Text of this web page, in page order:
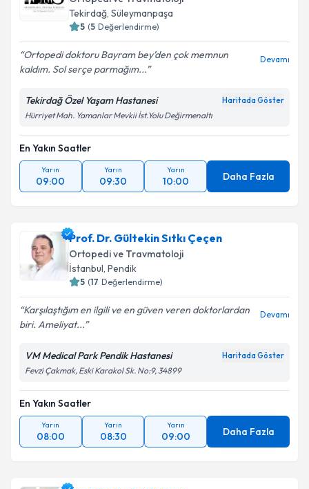
Tekirdağ, Süleymanpaşa
5 (5 Değerlendirme)
Ortopedi doktoru Bayram bey’den çok memnun
kaldım. Sol serçe parmağım...
Devamı
Tekirdağ Özel Yaşam Hastanesi Haritada Göster
Hürriyet Mah. Yamanlar Mevkii İst.Yolu Değirmenaltı
En Yakın Saatler
Yarın
09:00
Yarın
09:30
Yarın
10:00 Daha Fazla
Prof. Dr. Gültekin Sıtkı Çeçen
Ortopedi ve Travmatoloji
İstanbul, Pendik
5 (17 Değerlendirme)
Karşılaştığım en ilgili ve en güven veren doktorlardan
biri. Ameliyat...
Devamı
VM Medical Park Pendik Hastanesi Haritada Göster
Fevzi Çakmak, Eski Karakol Sk. No:9, 34899
En Yakın Saatler
Yarın
08:00
Yarın
08:30
Yarın
09:00 Daha Fazla